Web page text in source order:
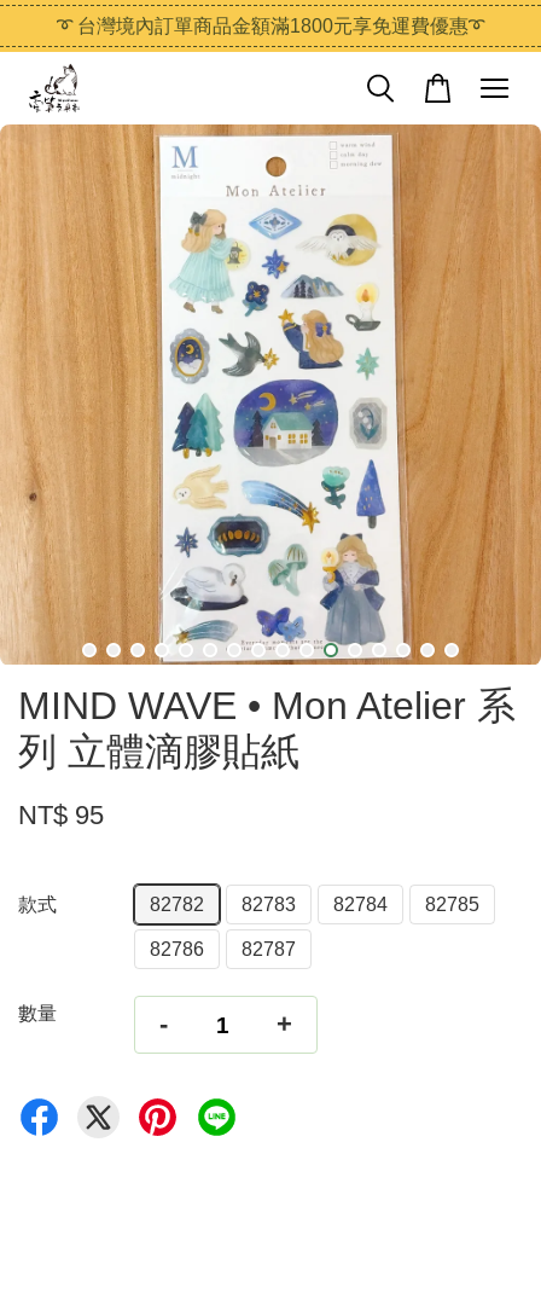
➰ 台灣境內訂單商品金額滿1800元享免運費優惠➰
MIND WAVE • Mon Atelier 系
列 立體滴膠貼紙
NT$ 95
款式 82782 82783 82784 82785
82786 82787
數量 - +